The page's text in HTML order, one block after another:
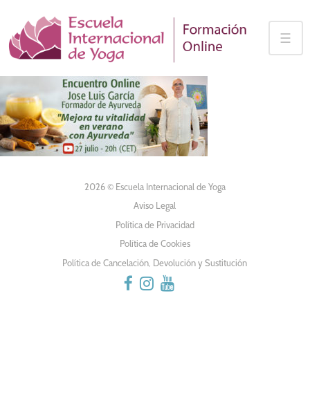
content
☰
2026 © Escuela Internacional de Yoga
Aviso Legal
Política de Privacidad
Política de Cookies
Política de Cancelación, Devolución y Sustitución